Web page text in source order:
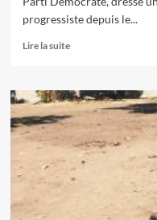
progressiste depuis le...
Lire la suiteEn
sur
Elizabeth
Warren,
lice
pour
l’élection